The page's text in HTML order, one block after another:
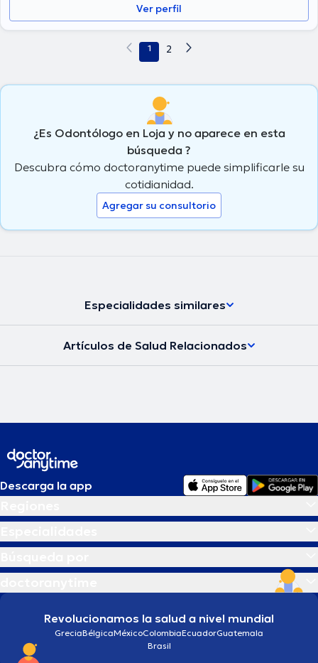
Ver perfil
1 2
¿Es Odontólogo en Loja y no aparece en esta
búsqueda ?
Descubra cómo doctoranytime puede simplificarle su
cotidianidad.
Agregar su consultorio
Especialidades similares
Artículos de Salud Relacionados
Descarga la app
Revolucionamos la salud a nivel mundial
GreciaBélgicaMéxicoColombiaEcuadorGuatemala
Brasil